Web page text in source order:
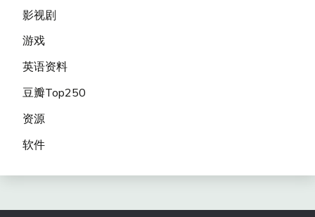
影视剧
游戏
英语资料
豆瓣Top250
资源
软件